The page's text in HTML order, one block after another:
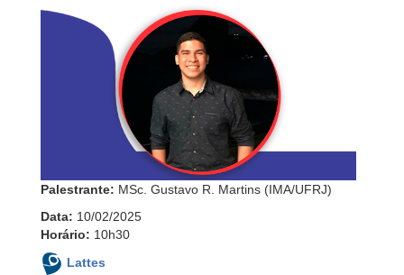
Palestrante: MSc. Gustavo R. Martins (IMA/UFRJ)
Data: 10/02/2025
Horário: 10h30
Lattes